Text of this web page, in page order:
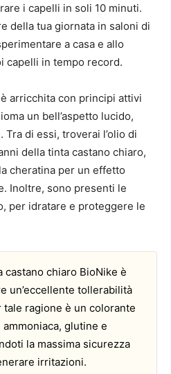
i capelli in soli 10 minuti.
della tua giornata in saloni di
a casa e allo
capelli in tempo record.
arricchita con principi attivi
un bell’aspetto lucido,
Tra di essi, troverai l’olio di
della tinta castano chiaro,
cheratina per un effetto
Inoltre, sono presenti le
per idratare e proteggere le
castano chiaro BioNike è
un’eccellente tollerabilità
ragione è un colorante
glutine e
la massima sicurezza
irritazioni.